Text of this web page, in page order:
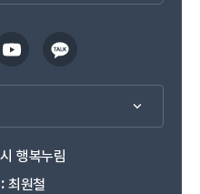
행복누림
최원철